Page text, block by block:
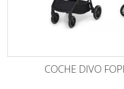
COCHE DIVO